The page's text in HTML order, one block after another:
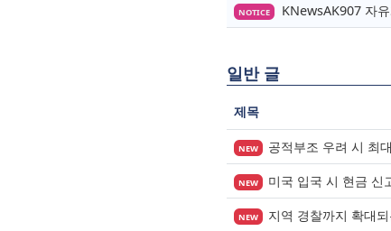
NOTICE KNewsAK907 자
일반 글
제목
NEW 공적부조 우려 시 최
NEW 미국 입국 시 현금 신
NEW 지역 경찰까지 확대